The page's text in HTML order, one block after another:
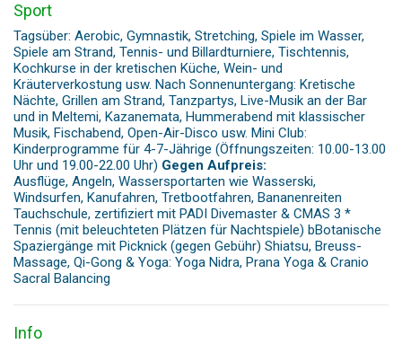
Sport
Tagsüber: Aerobic, Gymnastik, Stretching, Spiele im Wasser,
Spiele am Strand, Tennis- und Billardturniere, Tischtennis,
Kochkurse in der kretischen Küche, Wein- und
Kräuterverkostung usw. Nach Sonnenuntergang: Kretische
Nächte, Grillen am Strand, Tanzpartys, Live-Musik an der Bar
und in Meltemi, Kazanemata, Hummerabend mit klassischer
Musik, Fischabend, Open-Air-Disco usw. Mini Club:
Kinderprogramme für 4-7-Jährige (Öffnungszeiten: 10.00-13.00
Uhr und 19.00-22.00 Uhr) Gegen Aufpreis:
Ausflüge, Angeln, Wassersportarten wie Wasserski,
Windsurfen, Kanufahren, Tretbootfahren, Bananenreiten
Tauchschule, zertifiziert mit PADI Divemaster & CMAS 3 *
Tennis (mit beleuchteten Plätzen für Nachtspiele) bBotanische
Spaziergänge mit Picknick (gegen Gebühr) Shiatsu, Breuss-
Massage, Qi-Gong & Yoga: Yoga Nidra, Prana Yoga & Cranio
Sacral Balancing
Info